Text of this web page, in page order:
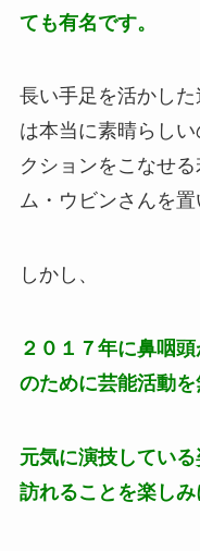
ても有名です。
長い手足を活かし
は本当に素晴らし
クションをこなせ
ム・ウビンさんを
しかし、
２０１７年に鼻咽
のために芸能活動を
元気に演技してい
訪れることを楽しみ